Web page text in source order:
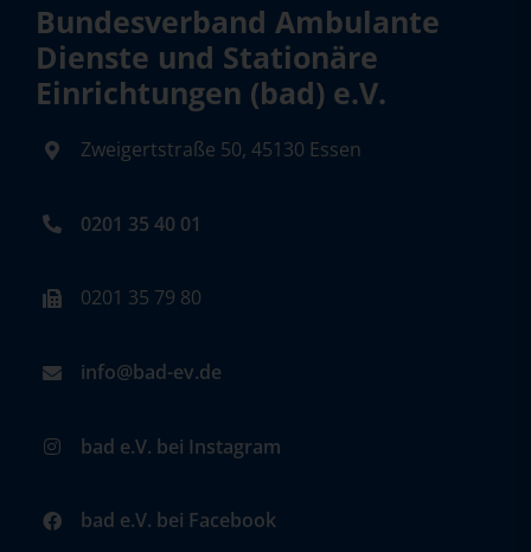
Bundesverband Ambulante
Dienste und Stationäre
Einrichtungen (bad) e.V.
Zweigertstraße 50, 45130 Essen
0201 35 40 01
0201 35 79 80
info@bad-ev.de
bad e.V. bei Instagram
bad e.V. bei Facebook